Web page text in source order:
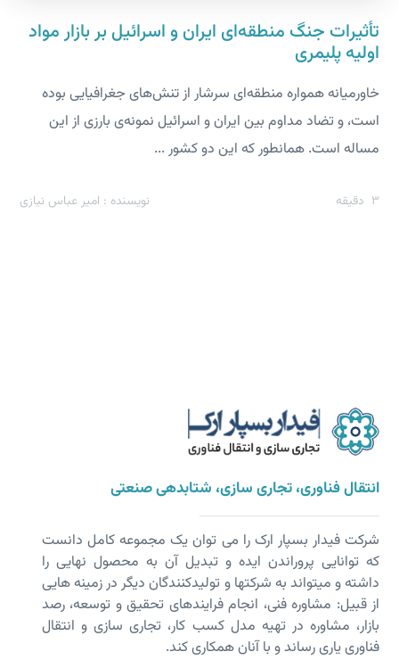
تأثیرات جنگ منطقه‌ای ایران و اسرائیل بر بازار مواد
اولیه پلیمری
خاورمیانه همواره منطقه‌ای سرشار از تنش‌های جغرافیایی بوده
است، و تضاد مداوم بین ایران و اسرائیل نمونه‌ی بارزی از این
مساله است. همانطور که این دو کشور ...
3 دقیقه نویسنده : امیر عباس نیازی
انتقال فناوری، تجاری سازی، شتابدهی صنعتی
شرکت فیدار بسپار ارک را می توان یک مجموعه کامل دانست
که توانایی پروراندن ایده و تبدیل آن به محصول نهایی را
داشته و می­تواند به شرکت­ها و تولیدکنندگان دیگر در زمینه هایی
از قبیل: مشاوره فنی، انجام فرایندهای تحقیق و توسعه، رصد
بازار، مشاوره در تهیه مدل کسب کار، تجاری سازی و انتقال
فناوری یاری رساند و با آنان همکاری کند.